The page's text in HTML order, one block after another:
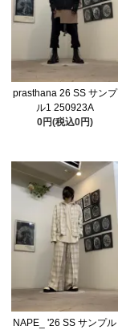
prasthana 26 SS サンプ
ル1 250923A
0円(税込0円)
NAPE_ '26 SS サンプル